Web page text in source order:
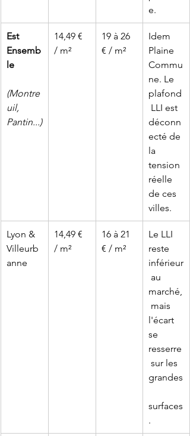
e.
Est
Ensemb
le
(Montre
uil,
Pantin...)
14,49 €
/ m²
19 à 26
€ / m²
Idem
Plaine
Commu
ne. Le
plafond
LLI est
déconn
ecté de
la
tension
réelle
de ces
villes.
Lyon &
Villeurb
anne
14,49 €
/ m²
16 à 21
€ / m²
Le LLI
reste
inférieur
au
marché,
mais
l'écart
se
resserre
sur les
grandes
surfaces
.